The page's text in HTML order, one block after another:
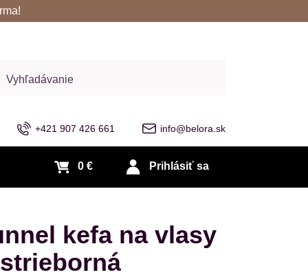
+421 907 426 661 info@belora.sk
Prihlásiť sa
0 €
kefa na vlasy